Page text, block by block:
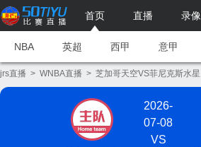
首页 直播 录像
NBA 英超 西甲 意甲
jrs直播 > WNBA直播 > 芝加哥天空VS菲尼克斯水星
2026-
07-08
VS